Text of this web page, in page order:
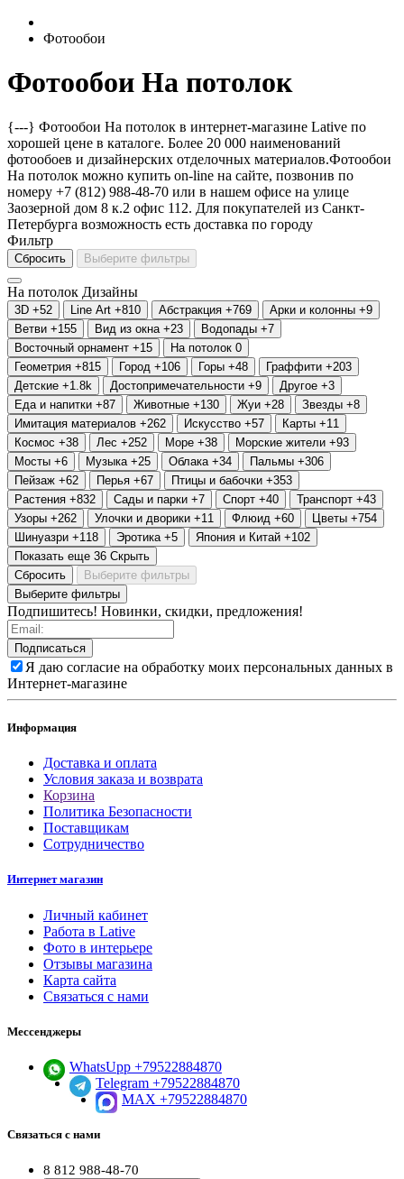
Фотообои
Фотообои На потолок
{---} Фотообои На потолок в интернет-магазине Lative по
хорошей цене в каталоге. Более 20 000 наименований
фотообоев и дизайнерских отделочных материалов.Фотообои
На потолок можно купить on-line на сайте, позвонив по
номеру +7 (812) 988-48-70 или в нашем офисе на улице
Заозерной дом 8 к.2 офис 112. Для покупателей из Санкт-
Петербурга возможность есть доставка по городу
Фильтр
Сбросить Выберите фильтры
На потолок Дизайны
3D +52 Line Art +810 Абстракция +769 Арки и колонны +9
Ветви +155 Вид из окна +23 Водопады +7
Восточный орнамент +15 На потолок 0
Геометрия +815 Город +106 Горы +48 Граффити +203
Детские +1.8k Достопримечательности +9 Другое +3
Еда и напитки +87 Животные +130 Жуи +28 Звезды +8
Имитация материалов +262 Искусство +57 Карты +11
Космос +38 Лес +252 Море +38 Морские жители +93
Мосты +6 Музыка +25 Облака +34 Пальмы +306
Пейзаж +62 Перья +67 Птицы и бабочки +353
Растения +832 Сады и парки +7 Спорт +40 Транспорт +43
Узоры +262 Улочки и дворики +11 Флюид +60 Цветы +754
Шинуазри +118 Эротика +5 Япония и Китай +102
Показать еще 36 Скрыть
Сбросить
Выберите фильтры
Выберите фильтры
Подпишитесь! Новинки, скидки, предложения!
Подписаться
Я даю согласие на обработку моих персональных данных в
Интернет-магазине
Информация
Доставка и оплата
Условия заказа и возврата
Корзина
Политика Безопасности
Поставщикам
Сотрудничество
Интернет магазин
Личный кабинет
Работа в Lative
Фото в интерьере
Отзывы магазина
Карта сайта
Связаться с нами
Мессенджеры
WhatsUpp +79522884870
Telegram +79522884870
MAX +79522884870
Связаться с нами
8 812 988-48-70